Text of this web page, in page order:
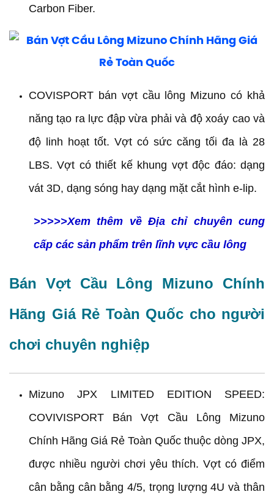
Carbon Fiber.
COVISPORT bán vợt cầu lông Mizuno có khả
năng tạo ra lực đập vừa phải và độ xoáy cao và
độ linh hoạt tốt. Vợt có sức căng tối đa là 28
LBS. Vợt có thiết kế khung vợt độc đáo: dạng
vát 3D, dạng sóng hay dạng mặt cắt hình e-lip.
>>>>>Xem thêm về Địa chỉ chuyên cung
cấp các sản phẩm trên lĩnh vực cầu lông
Bán Vợt Cầu Lông Mizuno Chính
Hãng Giá Rẻ Toàn Quốc cho người
chơi chuyên nghiệp
Mizuno JPX LIMITED EDITION SPEED:
COVIVISPORT Bán Vợt Cầu Lông Mizuno
Chính Hãng Giá Rẻ Toàn Quốc thuộc dòng JPX,
được nhiều người chơi yêu thích. Vợt có điểm
cân bằng cân bằng 4/5, trọng lượng 4U và thân